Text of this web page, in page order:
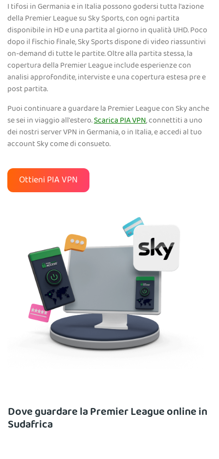
I tifosi in Germania e in Italia possono godersi tutta l'azione
della Premier League su Sky Sports, con ogni partita
disponibile in HD e una partita al giorno in qualità UHD. Poco
dopo il fischio finale, Sky Sports dispone di video riassuntivi
on-demand di tutte le partite. Oltre alla partita stessa, la
copertura della Premier League include esperienze con
analisi approfondite, interviste e una copertura estesa pre e
post partita.
Puoi continuare a guardare la Premier League con Sky anche
se sei in viaggio all'estero.Scarica PIA VPN, connettiti a uno
dei nostri server VPN in Germania, o in Italia, e accedi al tuo
account Sky come di consueto.
Ottieni PIA VPN
Dove guardare la Premier League online in
Sudafrica